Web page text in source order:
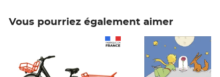
Vous pourriez également aimer
Prix 6,25€ HT